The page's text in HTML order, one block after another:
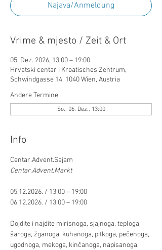
Najava/Anmeldung
Vrime & mjesto / Zeit & Ort
05. Dez. 2026, 13:00 – 19:00
Hrvatski centar | Kroatisches Zentrum,
Schwindgasse 14, 1040 Wien, Austria
Andere Termine
So., 06. Dez., 13:00
Info
Centar.Advent.Sajam
Centar.Advent.Markt
05.12.2026. / 13:00 – 19:00
06.12.2026. / 13:00 – 19:00
Dojdite i najdite mirisnoga, sjajnoga, teploga,
šaroga, žganoga, kuhanoga, pitkoga, pečenoga,
ugodnoga, mekoga, kinčanoga, napisanoga,